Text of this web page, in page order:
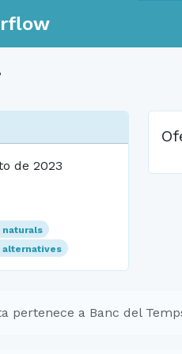
de 2023
alternatives
pertenece a Banc del